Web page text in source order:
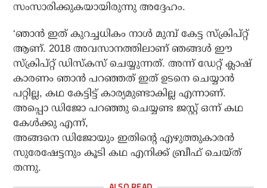
സംസാരിക്കുകയായിരുന്നു അദ്ദേഹം.
‘ഞാന്‍ ഇത് കുറച്ചധികം നാള്‍ മുമ്പ് കേട്ട സ്‌ക്രിപ്റ്റ്
ആണ്. 2018 അവസാനത്തിലാണ് ഞങ്ങള്‍ ഈ
സ്‌ക്രിപ്റ്റ് ഡിസ്‌കസ് ചെയ്യുന്നത്. അന്ന് ഡേറ്റ് ക്ലാഷ്
കാരണം ഞാന്‍ പറഞ്ഞത് ഇത് ഉടനെ ചെയ്യാന്‍
പറ്റില്ല, കഥ കേട്ടിട്ട് കാര്യമുണ്ടാകില്ല എന്നാണ്.
അപ്പൊ ഡിജോ പറഞ്ഞു ചെയ്യണ്ട ജസ്റ്റ് ഒന്ന് കഥ
കേള്‍ക്കു എന്ന്,
അങ്ങനെ ഡിജോയും ഇതിന്റെ എഴുത്തുകാരന്‍
സുരേഷേട്ടനും കൂടി കഥ എനിക്ക് ബ്രീഫ് ചെയ്ത്
തന്നു.